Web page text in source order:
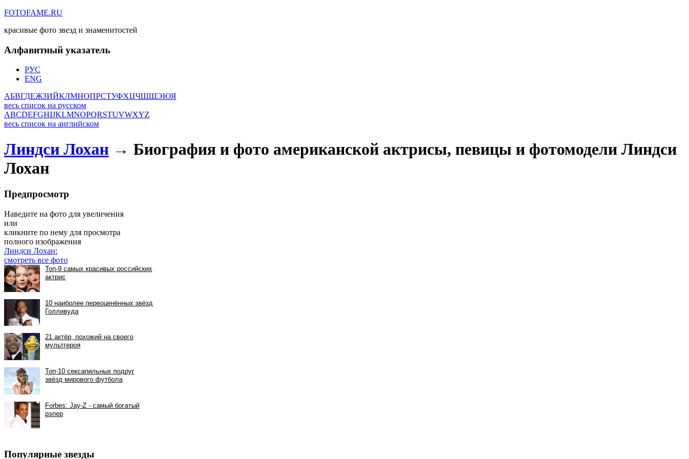
FOTOFAME.RU
красивые фото звезд и знаменитостей
Алфавитный указатель
РУС
ENG
АБВГДЕЖЗИЙКЛМНОПРСТУФХЦЧШЩЭЮЯ
весь список на русском
ABCDEFGHIJKLMNOPQRSTUVWXYZ
весь список на английском
Линдси Лохан → Биография и фото американской актрисы, певицы и фотомодели Линдси
Лохан
Предпросмотр
Наведите на фото для увеличения
или
кликните по нему для просмотра
полного изображения
Линдси Лохан:
смотреть все фото
Популярные звезды